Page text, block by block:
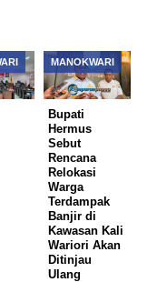
MANOKWARI
Bupati
Hermus
Sebut
Rencana
Relokasi
Warga
Terdampak
Banjir di
Kawasan Kali
Wariori Akan
Ditinjau
Ulang